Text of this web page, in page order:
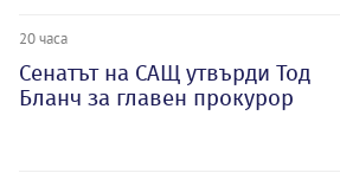
20 часа
Сенатът на САЩ утвърди Тод
Бланч за главен прокурор